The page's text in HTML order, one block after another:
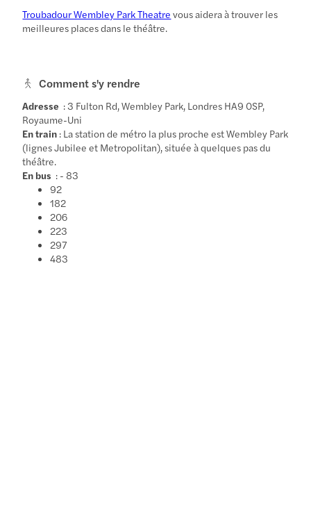
Troubadour Wembley Park Theatre vous aidera à trouver les
meilleures places dans le théâtre.
Comment s'y rendre
Adresse : 3 Fulton Rd, Wembley Park, Londres HA9 0SP,
Royaume-Uni
En train : La station de métro la plus proche est Wembley Park
(lignes Jubilee et Metropolitan), située à quelques pas du
théâtre.
En bus : - 83
92
182
206
223
297
483